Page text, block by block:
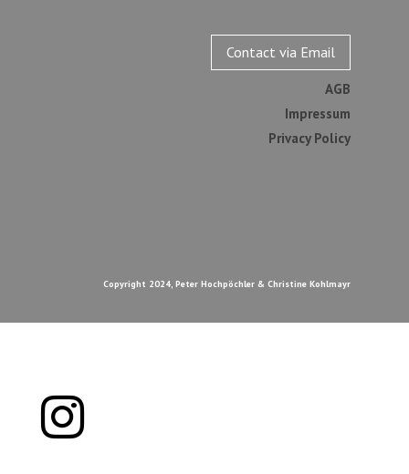
Contact via Email
AGB
Impressum
Privacy Policy
Copyright 2024, Peter Hochpöchler & Christine Kohlmayr
